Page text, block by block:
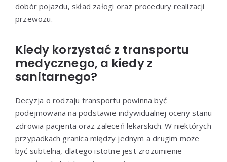
dobór pojazdu, skład załogi oraz procedury realizacji
przewozu.
Kiedy korzystać z transportu
medycznego, a kiedy z
sanitarnego?
Decyzja o rodzaju transportu powinna być
podejmowana na podstawie indywidualnej oceny stanu
zdrowia pacjenta oraz zaleceń lekarskich. W niektórych
przypadkach granica między jednym a drugim może
być subtelna, dlatego istotne jest zrozumienie